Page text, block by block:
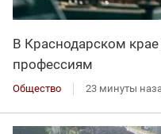
В Краснодарском крае
профессиям
Общество 23 минуты